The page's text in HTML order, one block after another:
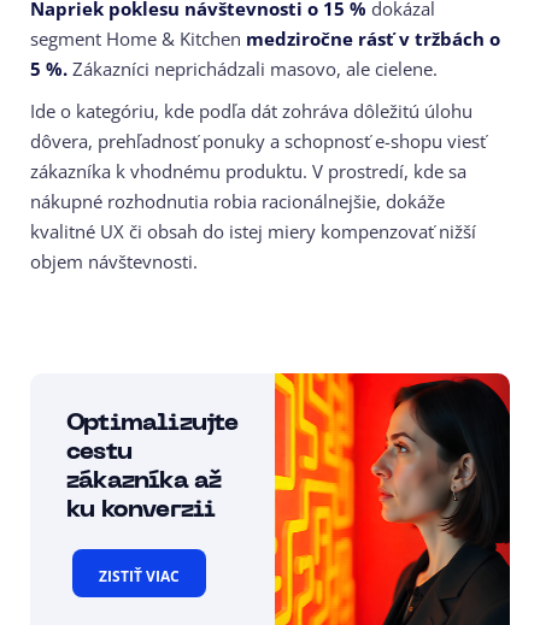
Napriek poklesu návštevnosti o 15 % dokázal
segment Home & Kitchen medziročne rásť v tržbách o
5 %. Zákazníci neprichádzali masovo, ale cielene.
Ide o kategóriu, kde podľa dát zohráva dôležitú úlohu
dôvera, prehľadnosť ponuky a schopnosť e-shopu viesť
zákazníka k vhodnému produktu. V prostredí, kde sa
nákupné rozhodnutia robia racionálnejšie, dokáže
kvalitné UX či obsah do istej miery kompenzovať nižší
objem návštevnosti.
Optimalizujte
cestu
zákazníka až
ku konverzii
ZISTIŤ VIAC